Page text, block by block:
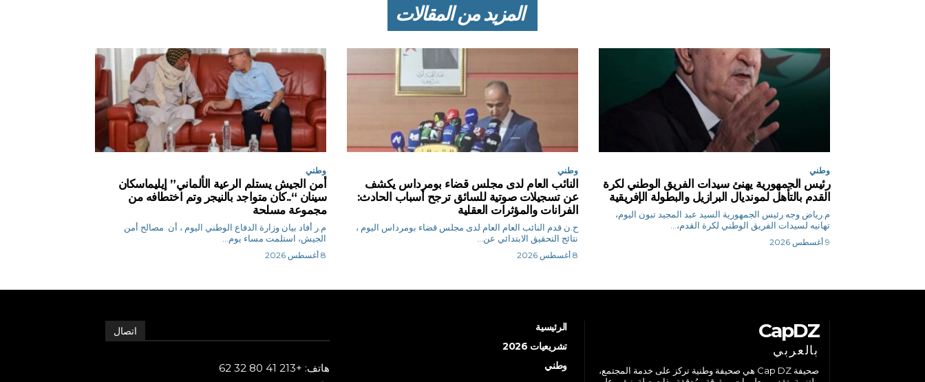
المزيد من المقالات
وطني
رئيس الجمهورية يهنئ سيدات الفريق الوطني لكرة
القدم بالتأهل لمونديال البرازيل والبطولة الإفريقية
م.رياض وجه رئيس الجمهورية السيد عبد المجيد تبون اليوم،
تهانيه لسيدات الفريق الوطني لكرة القدم،...
9 أغسطس 2026
وطني
النائب العام لدى مجلس قضاء بومرداس يكشف
عن تسجيلات صوتية للسائق ترجح أسباب الحادث:
الفرانات والمؤثرات العقلية
ح.ن قدم النائب العام العام لدى مجلس قضاء بومرداس اليوم ،
نتائج التحقيق الابتدائي عن...
8 أغسطس 2026
وطني
أمن الجيش يستلم الرعية الألماني” إيليماسكان
سينان “..كان متواجد بالنيجر وتم اختطافه من
مجموعة مسلحة
م.ر أفاد بيان وزارة الدفاع الوطني اليوم ، أن مصالح أمن
الجيش، استلمت مساء يوم...
8 أغسطس 2026
CapDZ
بالعربي
صحيفة Cap DZ هي صحيفة وطنية تركز على خدمة المجتمع،
الرئيسية
تشريعيات 2026
وطني
اتصال
هاتف: +213 41 80 32 62